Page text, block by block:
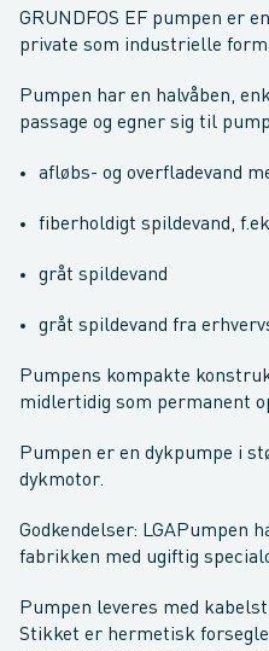
GRUNDFOS EF pumpen er
private som industrielle
Pumpen har en halvåben,
passage og egner sig til
afløbs- og overfladevand
fiberholdigt spildevand,
gråt spildevand
gråt spildevand fra
Pumpens kompakte
midlertidig som permanent
Pumpen er en dykpumpe i
dykmotor.
Godkendelser: LGAPumpen
fabrikken med ugiftig
Pumpen leveres med
Stikket er hermetisk